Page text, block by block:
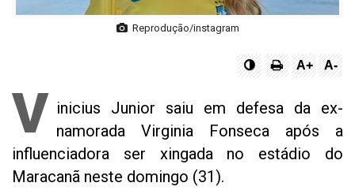
Reprodução/instagram
A+ A-
V inicius Junior saiu em defesa da ex-
namorada Virginia Fonseca após a
influenciadora ser xingada no estádio do
Maracanã neste domingo (31).